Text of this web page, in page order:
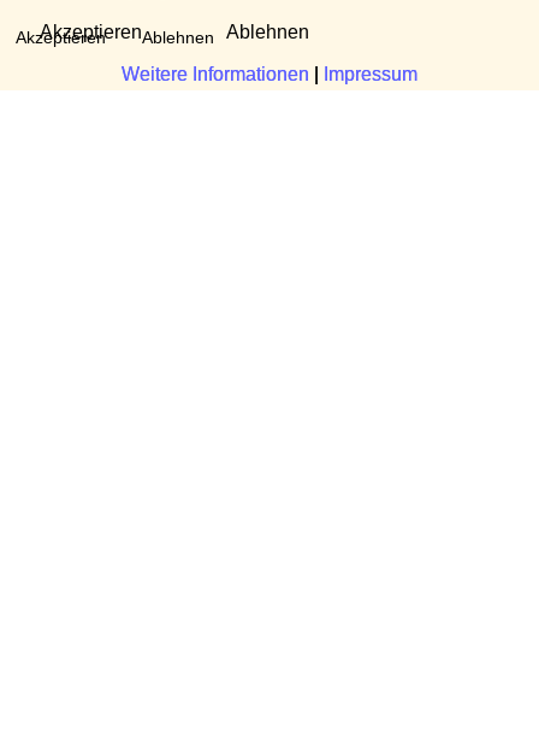
Akzeptieren Ablehnen
Weitere Informationen Impressum
Akzeptieren Ablehnen
Weitere Informationen Impressum